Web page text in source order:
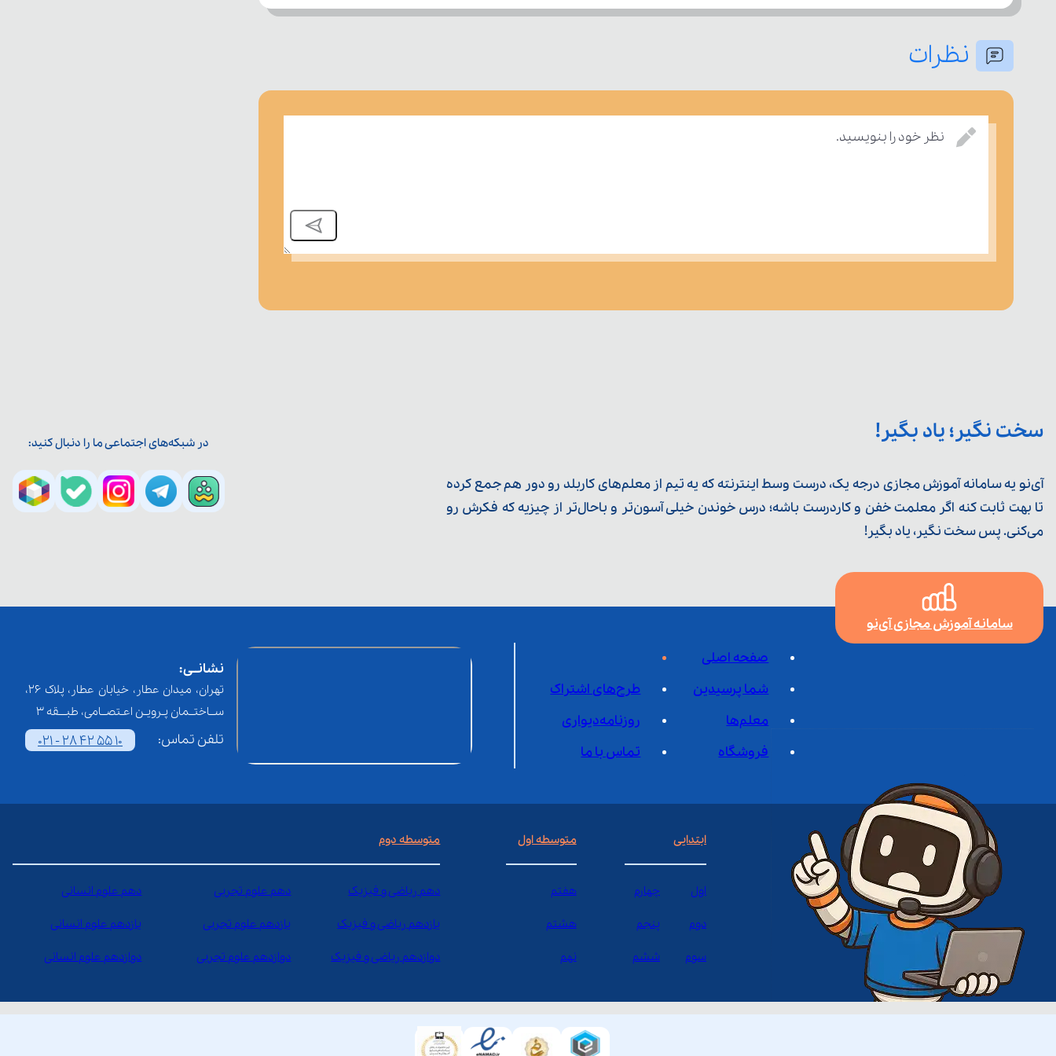
نظرات
نظر خود را بنویسید.
سخت نگیر؛ یاد بگیر!
آی‌نو یه سامانه آموزش مجازی درجه یک، درست وسط اینترنته که یه تیم از معلم‌‌های کاربلد رو دور هم جمع کرده
تا بهت ثابت کنه اگر معلمت خفن و کاردرست باشه؛ درس خوندن خیلی آسون‌تر و باحال‌تر از چیزیه که فکرش رو
می‌کنی. پس سخت نگیر، یاد بگیر!
در شبکه‌های اجتماعی ما را دنبال کنید:
سامانه آموزش مجازی آی‌نو
صفحه اصلی
شما پرسیدین
طرح‌های اشتراک
معلم‌ها
روزنامه‌دیواری
فروشگاه
تماس با ما
نشانــی:
تهران، میدان عطار، خیابان عطار، پلاک 26،
ســاختــمان پـرویـن اعـتصــامی، طبـــقه 3
تلفن تماس: 021 - 28 42 55 10
ابتدایی
اول چهارم
دوم پنجم
سوم ششم
متوسطه اول
هفتم
هشتم
نهم
متوسطه دوم
دهم ریاضی و فیزیک دهم علوم تجربی دهم علوم انسانی
یازدهم ریاضی و فیزیک یازدهم علوم تجربی یازدهم علوم انسانی
دوازدهم ریاضی و فیزیک دوازدهم علوم تجربی دوازدهم علوم انسانی